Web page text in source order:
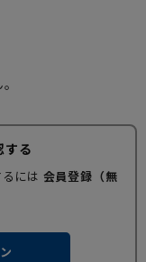
する
には 会員登録（無